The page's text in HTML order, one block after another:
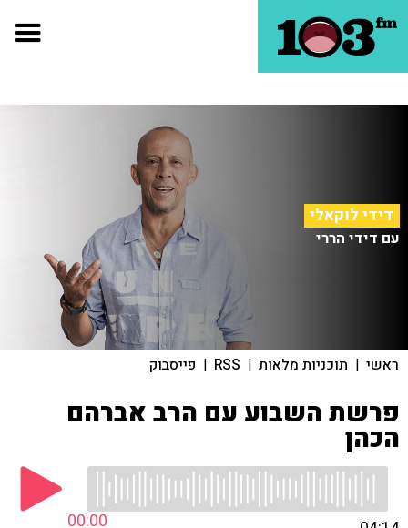
דידי לוקאלי
עם דידי הררי
ראשי | תוכניות מלאות |
RSS
| פייסבוק
פרשת השבוע עם הרב אברהם
הכהן
00:00